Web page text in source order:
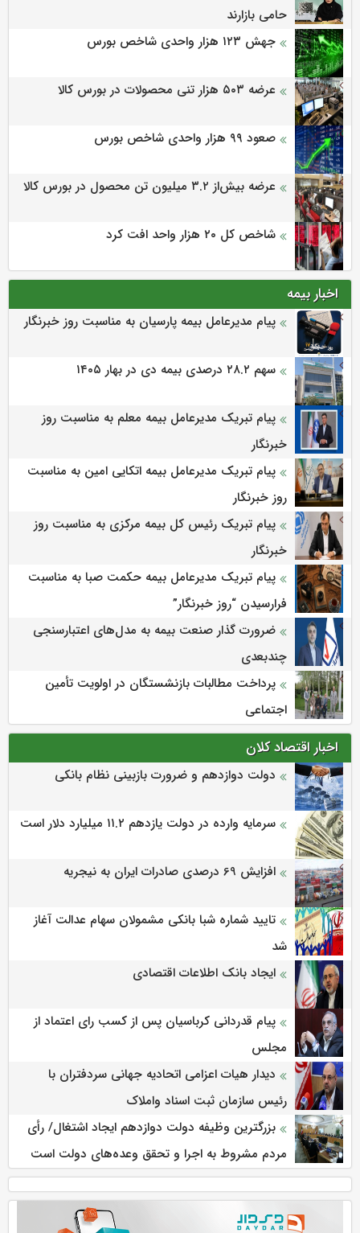
حامی بازارند
جهش ۱۲۳ هزار واحدی شاخص بورس
عرضه ۵۰۳ هزار تنی محصولات در بورس کالا
صعود ۹۹ هزار واحدی شاخص بورس
عرضه بیش‌از ۳.۲ میلیون تن محصول در بورس کالا
شاخص کل ۲۰ هزار واحد افت کرد
اخبار بیمه
پیام مدیرعامل بیمه پارسیان به مناسبت روز خبرنگار
سهم ۲۸.۲ درصدی بیمه دی در بهار ۱۴۰۵
پیام تبریک مدیرعامل بیمه معلم به مناسبت روز
خبرنگار
پیام تبریک مدیرعامل بیمه اتکایی امین به مناسبت
روز خبرنگار
پیام تبریک رئیس کل بیمه مرکزی به مناسبت روز
خبرنگار
پیام تبریک مدیرعامل بیمه حکمت صبا به مناسبت
فرارسیدن “روز خبرنگار”
ضرورت گذار صنعت بیمه به مدل‌های اعتبارسنجی
چندبعدی
پرداخت مطالبات بازنشستگان در اولویت تأمین
اجتماعی
اخبار اقتصاد کلان
دولت دوازدهم و ضرورت بازبینی نظام بانکی
سرمایه وارده در دولت یازدهم ۱۱.۲ میلیارد دلار است
افزایش 69 درصدی صادرات ایران به نیجریه
تایید شماره شبا بانکی مشمولان سهام عدالت آغاز
شد
ایجاد بانک اطلاعات اقتصادی
پیام قدردانی کرباسیان پس از کسب رای اعتماد از
مجلس
دیدار هیات اعزامی اتحادیه جهانی سردفتران با
رئیس سازمان ثبت اسناد واملاک
بزرگترین وظیفه دولت دوازدهم ایجاد اشتغال/ رأی
مردم مشروط به اجرا و تحقق وعده‌های دولت است